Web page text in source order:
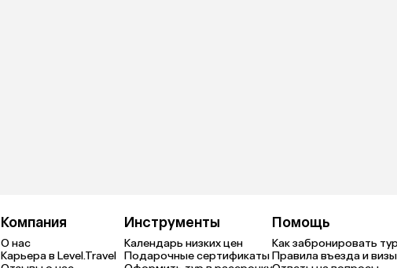
Компания
О нас
Карьера в Level.Travel
Инструменты
Календарь низких цен
Подарочные сертификаты
Помощь
Как забронировать
Правила въезда и визы